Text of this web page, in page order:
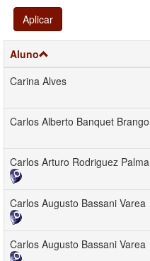
Aplicar
Aluno
Carina Alves
Carlos Alberto Banquet Brango
Carlos Arturo Rodriguez Palma
Carlos Augusto Bassani Varea
Carlos Augusto Bassani Varea